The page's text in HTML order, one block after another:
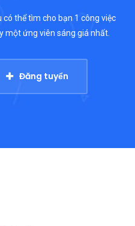
có thể tìm cho bạn 1 công việc
một ứng viên sáng giá nhất.
Đăng tuyển